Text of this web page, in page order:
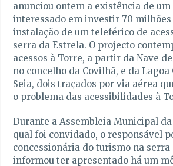
anunciou ontem a existência de
interessado em investir 70 milhões
instalação de um teleférico de
serra da Estrela. O projecto
acessos à Torre, a partir da Nave
no concelho da Covilhã, e da
Seia, dois traçados por via aérea
o problema das acessibilidades à
Durante a Assembleia Municipal
qual foi convidado, o responsável
concessionária do turismo na serra
informou ter apresentado há um